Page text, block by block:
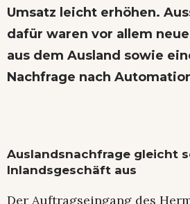
Umsatz leicht erhöhen.
dafür waren vor allem
aus dem Ausland sowie
Nachfrage nach
Auslandsnachfrage gleicht
Inlandsgeschäft aus
Der Auftragseingang des